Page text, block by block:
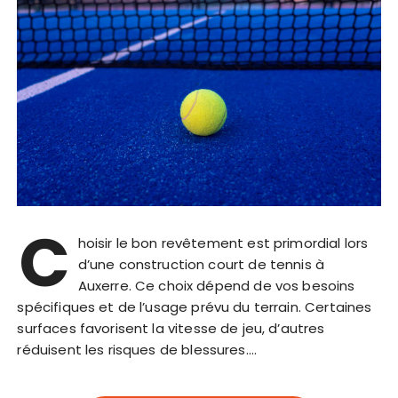
C hoisir le bon revêtement est primordial lors
d’une construction court de tennis à
Auxerre. Ce choix dépend de vos besoins
spécifiques et de l’usage prévu du terrain. Certaines
surfaces favorisent la vitesse de jeu, d’autres
réduisent les risques de blessures….